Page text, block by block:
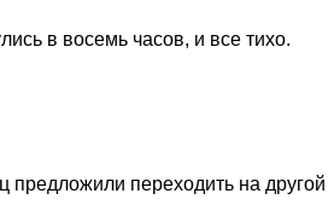
в восемь часов, и все тихо.
предложили переходить на другой